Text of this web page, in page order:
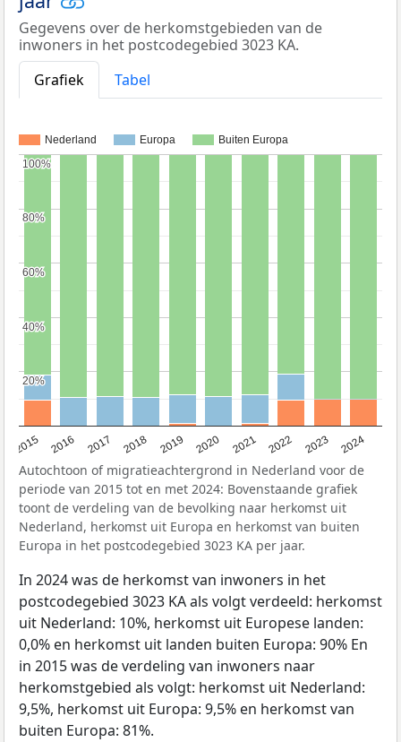
Gegevens over de herkomstgebieden van de
inwoners in het postcodegebied 3023 KA.
Grafiek
Tabel
Nederland Europa Buiten Europa
2015 2016 2017 2018 2019 2020 2021 2022 2023 2024
20%
20%
40%
40%
60%
60%
80%
80%
100%
100%
Autochtoon of migratieachtergrond in Nederland voor de
periode van 2015 tot en met 2024: Bovenstaande grafiek
toont de verdeling van de bevolking naar herkomst uit
Nederland, herkomst uit Europa en herkomst van buiten
Europa in het postcodegebied 3023 KA per jaar.
In 2024 was de herkomst van inwoners in het
postcodegebied 3023 KA als volgt verdeeld: herkomst
uit Nederland: 10%, herkomst uit Europese landen:
0,0% en herkomst uit landen buiten Europa: 90% En
in 2015 was de verdeling van inwoners naar
herkomstgebied als volgt: herkomst uit Nederland:
9,5%, herkomst uit Europa: 9,5% en herkomst van
buiten Europa: 81%.